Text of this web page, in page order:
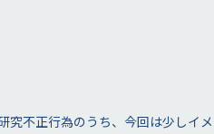
究不正行為のうち、今回は少しイ